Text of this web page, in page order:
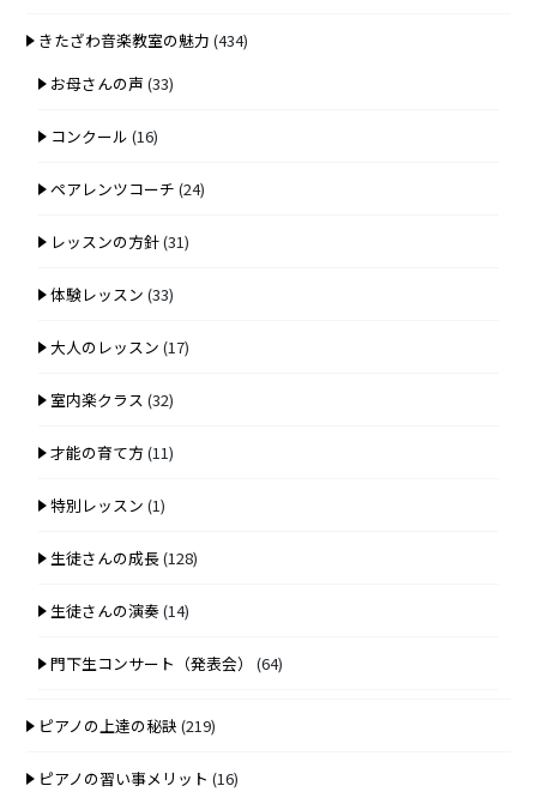
きたざわ音楽教室の魅力 (434)
お母さんの声 (33)
コンクール (16)
ペアレンツコーチ (24)
レッスンの方針(31)
体験レッスン (33)
大人のレッスン (17)
室内楽クラス (32)
才能の育て方 (11)
特別レッスン (1)
生徒さんの成長(128)
生徒さんの演奏(14)
門下生コンサート（発表会） (64)
ピアノの上達の秘訣 (219)
ピアノの習い事メリット (16)